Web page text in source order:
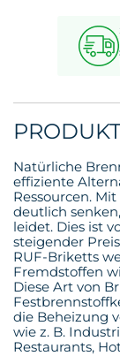
Natürliche
effiziente
Ressourcen.
deutlich
leidet. Dies ist
steigender
RUF-Briketts
Fremdstoffen
Diese Art von
die Beheizung
wie z. B.
Restaurants,